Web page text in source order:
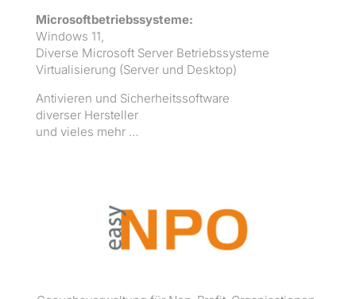
Microsoft­be­trieb­ssys­teme:
Win­dows 11,
Diverse Microsoft Serv­er Betrieb­ssys­teme
Vir­tu­al­isierung (Serv­er und Desktop)
Antivieren und Sicher­heitssoft­ware
divers­er Her­steller
und vieles mehr …